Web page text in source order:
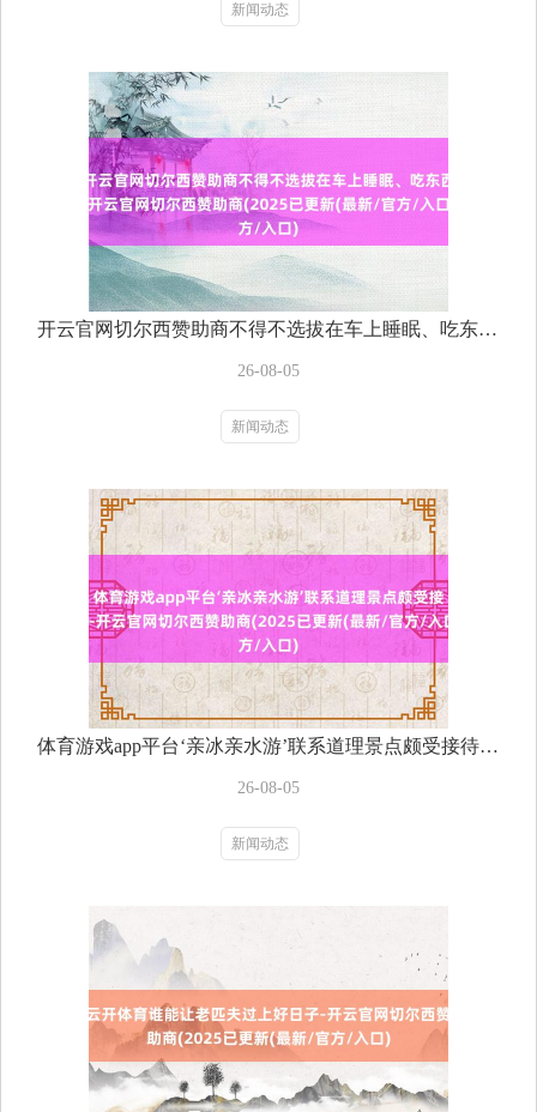
新闻动态
开云官网切尔西赞助商不得不选拔在车上睡眠、吃东西-开云官网切尔西赞助商(2025已更新(最新/官方/入口)
26-08-05
新闻动态
体育游戏app平台‘亲冰亲水游’联系道理景点颇受接待-开云官网切尔西赞助商(2025已更新(最新/官方/入口)
26-08-05
新闻动态